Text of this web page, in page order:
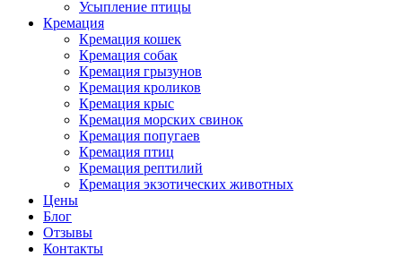
Усыпление птицы
Кремация
Кремация кошек
Кремация собак
Кремация грызунов
Кремация кроликов
Кремация крыс
Кремация морских свинок
Кремация попугаев
Кремация птиц
Кремация рептилий
Кремация экзотических животных
Цены
Блог
Отзывы
Контакты